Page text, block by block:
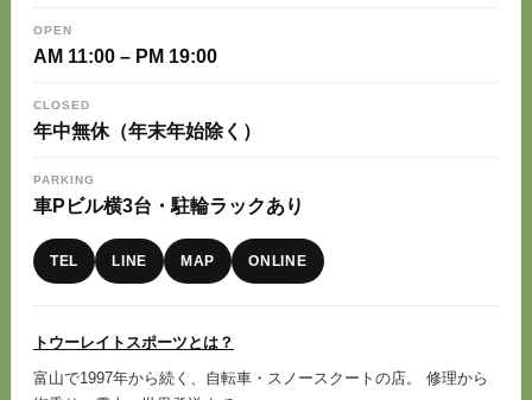
OPEN
AM 11:00 – PM 19:00
CLOSED
年中無休（年末年始除く）
PARKING
車Pビル横3台・駐輪ラックあり
TEL LINE MAP ONLINE
トウーレイトスポーツとは？
富山で1997年から続く、自転車・スノースクートの店。 修理から